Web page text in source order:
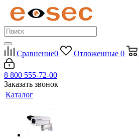
Сравнение0 Отложенные 0
8 800 555-72-00
Заказать звонок
Каталог